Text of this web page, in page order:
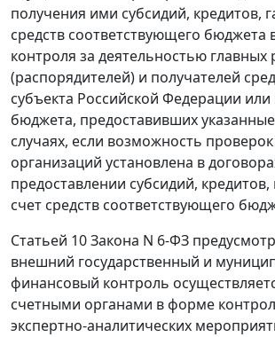
получения ими субсидий, кредитов,
средств соответствующего бюджета
контроля за деятельностью главных
(распорядителей) и получателей
субъекта Российской Федерации или
бюджета, предоставивших указанные
случаях, если возможность
организаций установлена в
предоставлении субсидий, кредитов,
счет средств соответствующего
Статьей 10Закона N 6-ФЗ
внешний государственный и
финансовый контроль
счетными органами в форме
экспертно-аналитических